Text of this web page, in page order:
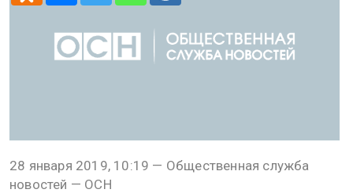
28 января 2019, 10:19 — Общественная служба
новостей — ОСН